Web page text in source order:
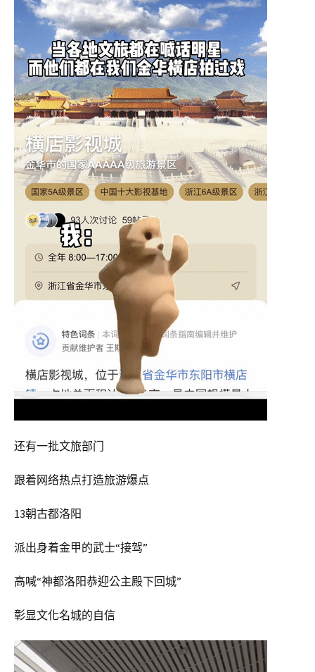
还有一批文旅部门
跟着网络热点打造旅游爆点
13朝古都洛阳
派出身着金甲的武士“接驾”
高喊“神都洛阳恭迎公主殿下回城”
彰显文化名城的自信